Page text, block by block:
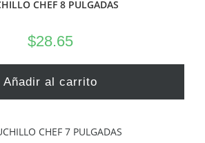
CHEF 8 PULGADAS
$28.65
Añadir al carrito